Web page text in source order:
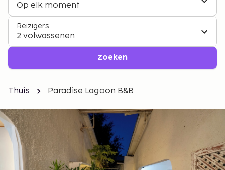
Op elk moment
Reizigers
2 volwassenen
Zoeken
Thuis Paradise Lagoon B&B